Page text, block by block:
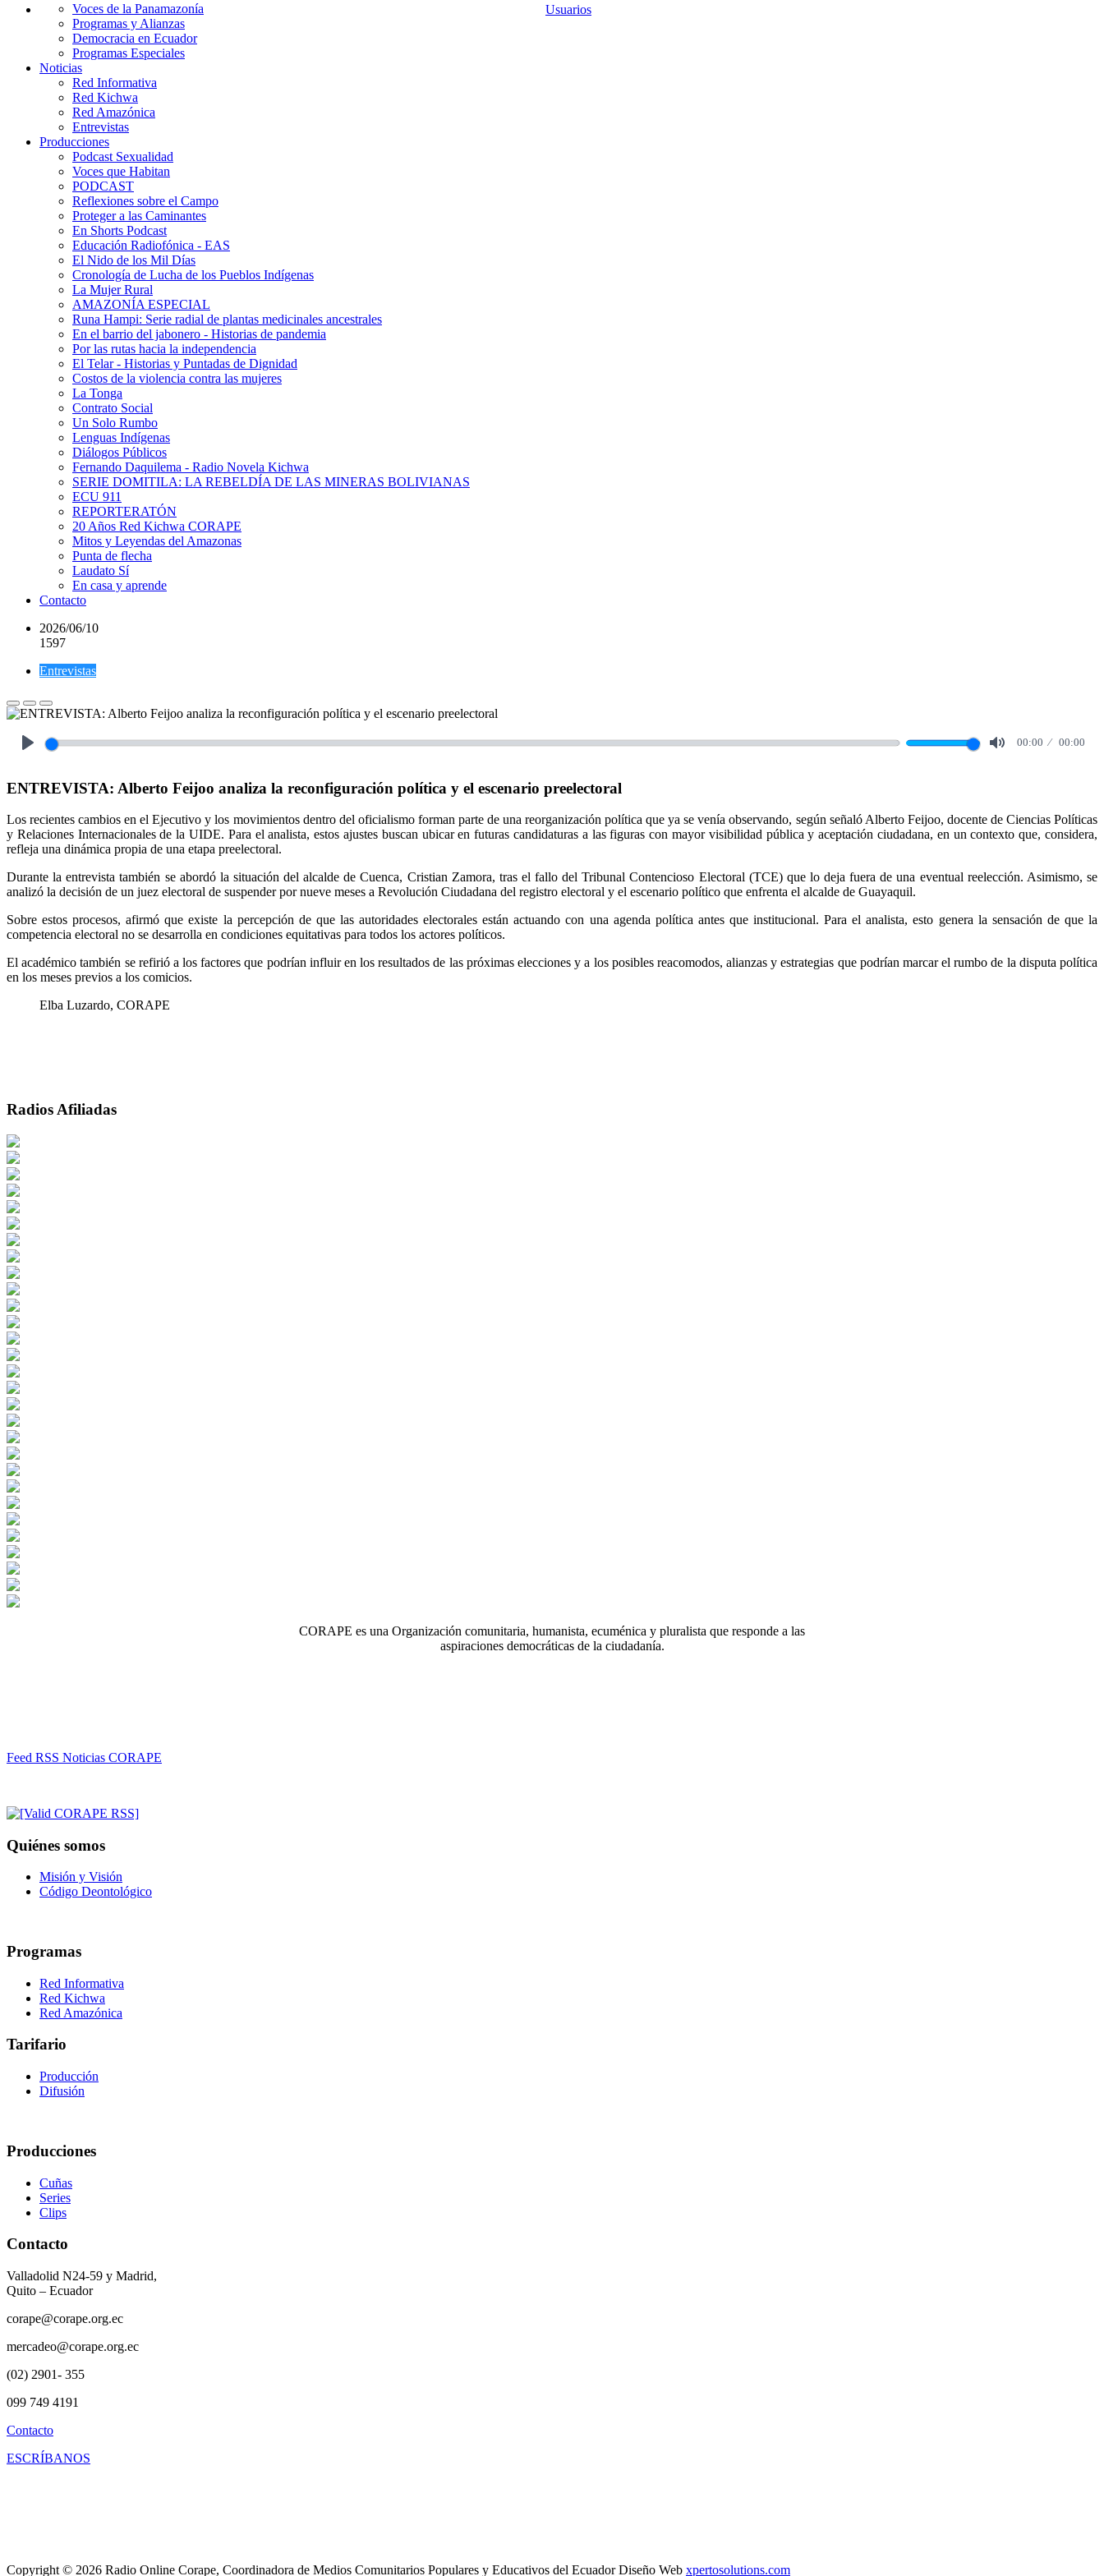
Usuarios
Voces de la Panamazonía
Programas y Alianzas
Democracia en Ecuador
Programas Especiales
Noticias
Red Informativa
Red Kichwa
Red Amazónica
Entrevistas
Producciones
Podcast Sexualidad
Voces que Habitan
PODCAST
Reflexiones sobre el Campo
Proteger a las Caminantes
En Shorts Podcast
Educación Radiofónica - EAS
El Nido de los Mil Días
Cronología de Lucha de los Pueblos Indígenas
La Mujer Rural
AMAZONÍA ESPECIAL
Runa Hampi: Serie radial de plantas medicinales ancestrales
En el barrio del jabonero - Historias de pandemia
Por las rutas hacia la independencia
El Telar - Historias y Puntadas de Dignidad
Costos de la violencia contra las mujeres
La Tonga
Contrato Social
Un Solo Rumbo
Lenguas Indígenas
Diálogos Públicos
Fernando Daquilema - Radio Novela Kichwa
SERIE DOMITILA: LA REBELDÍA DE LAS MINERAS BOLIVIANAS
ECU 911
REPORTERATÓN
20 Años Red Kichwa CORAPE
Mitos y Leyendas del Amazonas
Punta de flecha
Laudato Sí
En casa y aprende
Contacto
2026/06/10
1597
Entrevistas
00:00 00:00
ENTREVISTA: Alberto Feijoo analiza la reconfiguración política y el escenario preelectoral
Los recientes cambios en el Ejecutivo y los movimientos dentro del oficialismo forman parte de una reorganización política que ya se venía observando, según señaló Alberto Feijoo, docente de Ciencias Políticas
y Relaciones Internacionales de la UIDE. Para el analista, estos ajustes buscan ubicar en futuras candidaturas a las figuras con mayor visibilidad pública y aceptación ciudadana, en un contexto que, considera,
refleja una dinámica propia de una etapa preelectoral.
Durante la entrevista también se abordó la situación del alcalde de Cuenca, Cristian Zamora, tras el fallo del Tribunal Contencioso Electoral (TCE) que lo deja fuera de una eventual reelección. Asimismo, se
analizó la decisión de un juez electoral de suspender por nueve meses a Revolución Ciudadana del registro electoral y el escenario político que enfrenta el alcalde de Guayaquil.
Sobre estos procesos, afirmó que existe la percepción de que las autoridades electorales están actuando con una agenda política antes que institucional. Para el analista, esto genera la sensación de que la
competencia electoral no se desarrolla en condiciones equitativas para todos los actores políticos.
El académico también se refirió a los factores que podrían influir en los resultados de las próximas elecciones y a los posibles reacomodos, alianzas y estrategias que podrían marcar el rumbo de la disputa política
en los meses previos a los comicios.
Elba Luzardo, CORAPE
Radios Afiliadas
CORAPE es una Organización comunitaria, humanista, ecuménica y pluralista que responde a las
aspiraciones democráticas de la ciudadanía.
Feed RSS Noticias CORAPE
Quiénes somos
Misión y Visión
Código Deontológico
Programas
Red Informativa
Red Kichwa
Red Amazónica
Tarifario
Producción
Difusión
Producciones
Cuñas
Series
Clips
Contacto
Valladolid N24-59 y Madrid,
Quito – Ecuador
corape@corape.org.ec
mercadeo@corape.org.ec
(02) 2901- 355
099 749 4191
Contacto
ESCRÍBANOS
Copyright © 2026 Radio Online Corape, Coordinadora de Medios Comunitarios Populares y Educativos del Ecuador Diseño Web xpertosolutions.com